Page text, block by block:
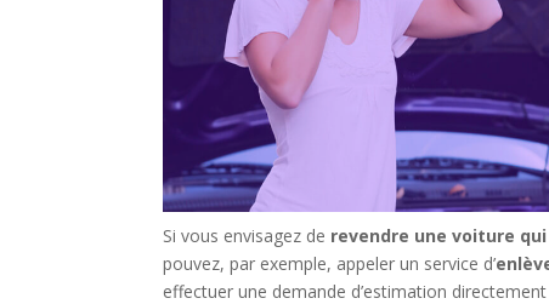
Si vous envisagez de revendre une voiture
pouvez, par exemple, appeler un service d’
effectuer une demande d’estimation